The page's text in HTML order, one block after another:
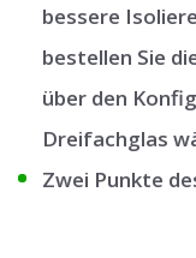
bessere
bestellen Sie
über den
Dreifachglas
Zwei Punkte